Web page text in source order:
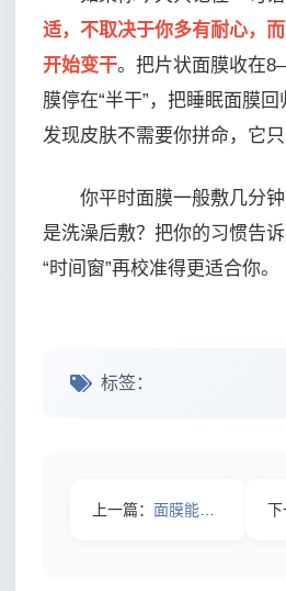
适，不取决于你多有耐心，
开始变干。把片状面膜收在
膜停在“半干”，把睡眠面膜回
发现皮肤不需要你拼命，它只
你平时面膜一般敷几分
是洗澡后敷？把你的习惯告
“时间窗”再校准得更适合你。
标签：
上一篇： 面膜能不能天天敷？2026年最新实测：你越勤快，皮肤可能越“ 下